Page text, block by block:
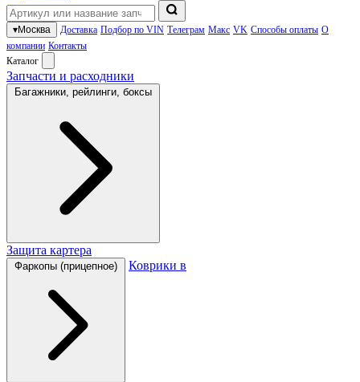
▾Москва Доставка Подбор по VIN Телеграм Макс VK Способы оплаты О
компании Контакты
Каталог
Запчасти и расходники
Багажники, рейлинги, боксы
Защита картера
Фаркопы (прицепное) Коврики в